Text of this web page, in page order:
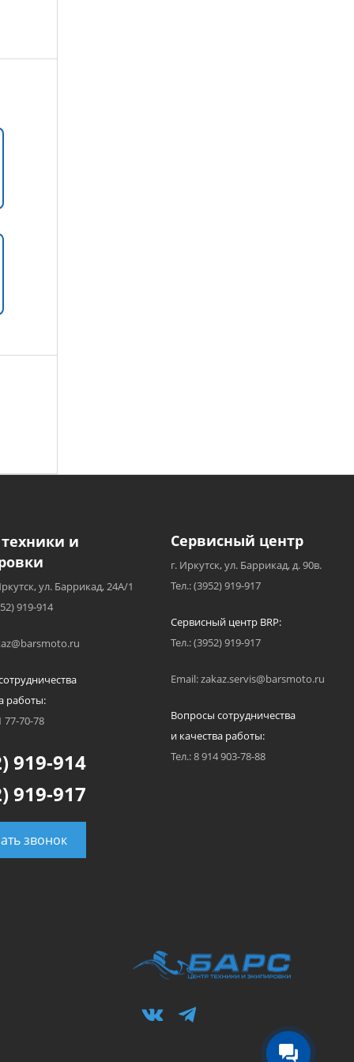
и
ул. Баррикад, 24А/1
919-914
работы:
77-70-78
919-914
919-917
звонок
Сервисный центр
г. Иркутск, ул. Баррикад, д. 90в.
Тел.: (3952) 919-917
Сервисный центр BRP:
Тел.: (3952) 919-917
Email: zakaz.servis@barsmoto.ru
Вопросы сотрудничества
и качества работы:
Тел.: 8 914 903-78-88